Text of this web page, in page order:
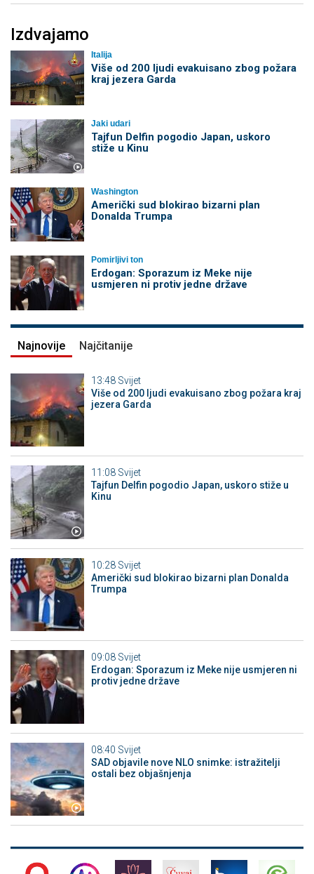
Izdvajamo
Italija
Više od 200 ljudi evakuisano zbog požara
kraj jezera Garda
Jaki udari
Tajfun Delfin pogodio Japan, uskoro
stiže u Kinu
Washington
Američki sud blokirao bizarni plan
Donalda Trumpa
Pomirljivi ton
Erdogan: Sporazum iz Meke nije
usmjeren ni protiv jedne države
Najnovije Najčitanije
13:48 Svijet
Više od 200 ljudi evakuisano zbog požara kraj
jezera Garda
11:08 Svijet
Tajfun Delfin pogodio Japan, uskoro stiže u
Kinu
10:28 Svijet
Američki sud blokirao bizarni plan Donalda
Trumpa
09:08 Svijet
Erdogan: Sporazum iz Meke nije usmjeren ni
protiv jedne države
08:40 Svijet
SAD objavile nove NLO snimke: istražitelji
ostali bez objašnjenja